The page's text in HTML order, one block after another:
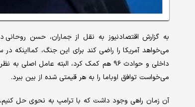
به گزارش اقتصادنیوز به نقل از جماران، حسن
داخلی و حوادث ۹۶ هم کمک کرد، البته
می‌خواست توافق اوباما را به هر قیمتی شده از بین ببرد.
آن زمان راهی وجود داشت که با ترامپ به نحوی حل